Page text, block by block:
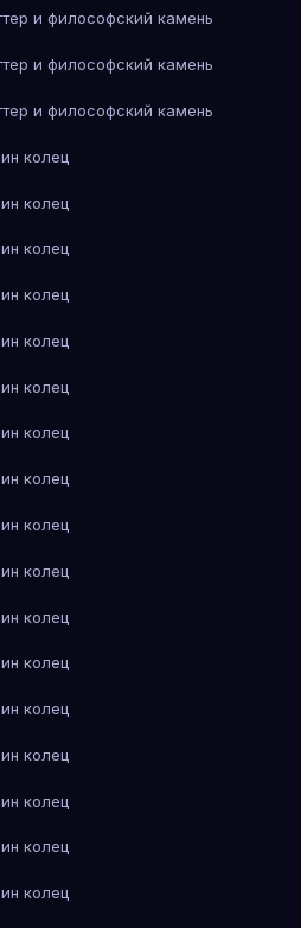
и философский камень
и философский камень
и философский камень
колец
колец
колец
колец
колец
колец
колец
колец
колец
колец
колец
колец
колец
колец
колец
колец
колец